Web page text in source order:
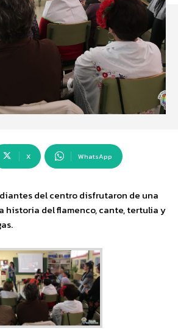
X WhatsApp
del centro disfrutaron de una
historia del flamenco, cante, tertulia y